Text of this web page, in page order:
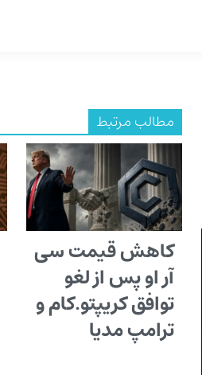
مطالب مرتبط
کاهش قیمت سی
آر او پس از لغو
توافق کریپتو.کام و
ترامپ مدیا